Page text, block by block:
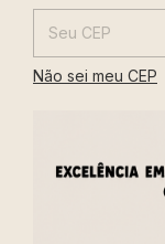
Não sei meu CEP